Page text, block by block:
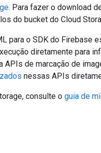
. Para fazer o download
do bucket do Cloud
para o SDK do Firebase
diretamente para
de marcação de
nessas APIs
consulte o guia de